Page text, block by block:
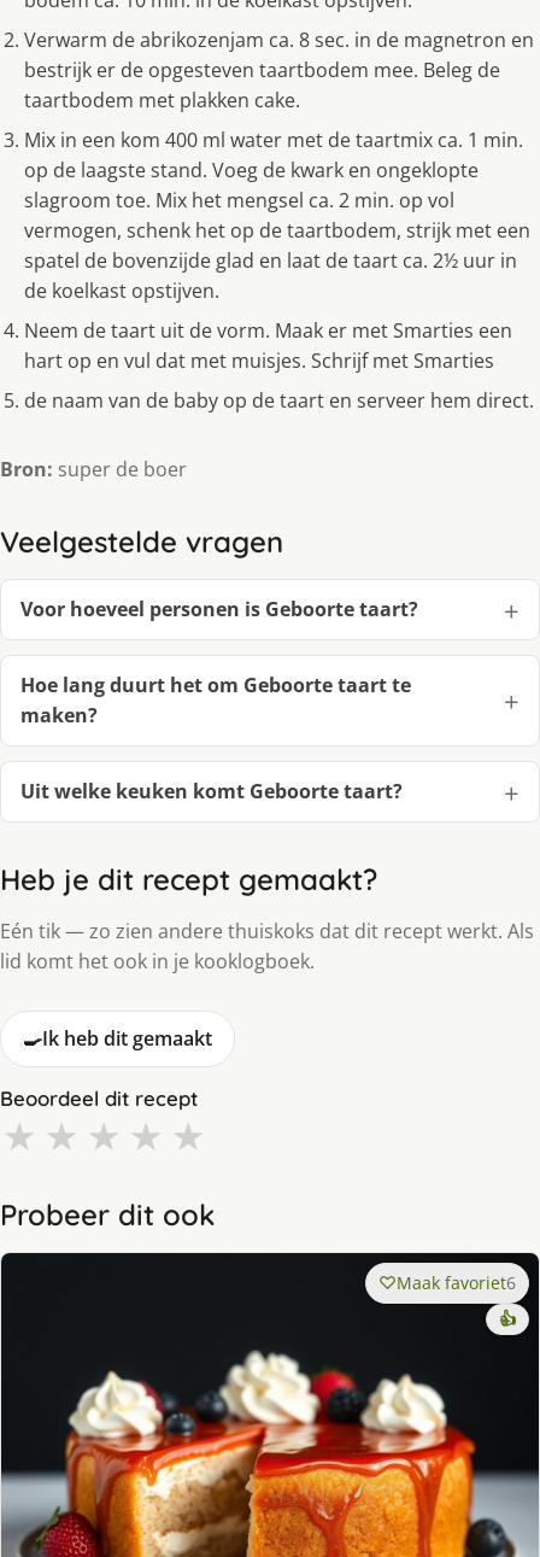
Verwarm de abrikozenjam ca. 8 sec. in de magnetron en
bestrijk er de opgesteven taartbodem mee. Beleg de
taartbodem met plakken cake.
Mix in een kom 400 ml water met de taartmix ca. 1 min.
op de laagste stand. Voeg de kwark en ongeklopte
slagroom toe. Mix het mengsel ca. 2 min. op vol
vermogen, schenk het op de taartbodem, strijk met een
spatel de bovenzijde glad en laat de taart ca. 2½ uur in
de koelkast opstijven.
Neem de taart uit de vorm. Maak er met Smarties een
hart op en vul dat met muisjes. Schrijf met Smarties
de naam van de baby op de taart en serveer hem direct.
Bron: super de boer
Veelgestelde vragen
Voor hoeveel personen is Geboorte taart?
Hoe lang duurt het om Geboorte taart te
maken?
Uit welke keuken komt Geboorte taart?
Heb je dit recept gemaakt?
Eén tik — zo zien andere thuiskoks dat dit recept werkt. Als
lid komt het ook in je kooklogboek.
🍳Ik heb dit gemaakt
Beoordeel dit recept
★ ★ ★ ★ ★
Probeer dit ook
Maak favoriet6
👍